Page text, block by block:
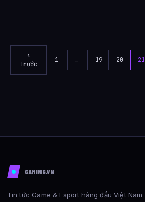
‹
Trước
1 … 19 20 21
GAMING.VN
Tin tức Game & Esport hàng đầu Việt Nam